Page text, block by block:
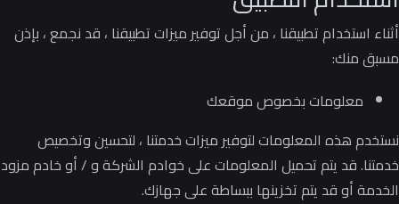
أثناء استخدام تطبيقنا ، من أجل توفير ميزات تطبيقنا ، قد نجمع ، بإذن
مسبق منك:
معلومات بخصوص موقعك
نستخدم هذه المعلومات لتوفير ميزات خدمتنا ، لتحسين وتخصيص
خدمتنا.قد يتم تحميل المعلومات على خوادم الشركة و / أو خادم مزود
الخدمة أو قد يتم تخزينها ببساطة على جهازك.